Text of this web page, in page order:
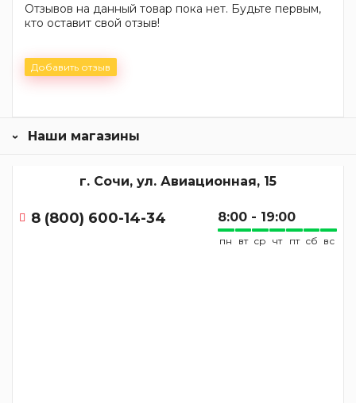
Отзывов на данный товар пока нет. Будьте первым,
кто оставит свой отзыв!
Добавить отзыв
Наши магазины
г. Сочи, ул. Авиационная, 15
8 (800) 600-14-34 8:00 - 19:00
пн вт ср чт пт сб вс